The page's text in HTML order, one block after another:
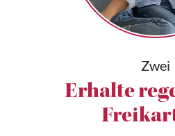
Zwei
Erhalte